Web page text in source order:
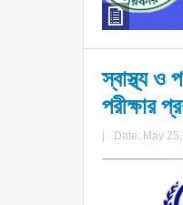
স্বাস্থ্য ও
পরীক্ষার
Date: May